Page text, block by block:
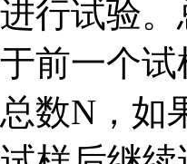
行试验
前一个
数N，如